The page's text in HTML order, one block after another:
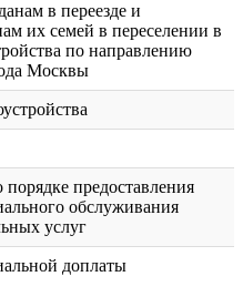
в переезде и
их семей в переселении в
по направлению
Москвы
предоставления
обслуживания
услуг
доплаты